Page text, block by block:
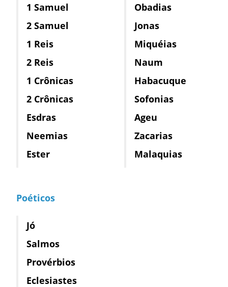
1 Samuel
2 Samuel
1 Reis
2 Reis
1 Crônicas
2 Crônicas
Esdras
Neemias
Ester
Poéticos
Jó
Salmos
Provérbios
Eclesiastes
Obadias
Jonas
Miquéias
Naum
Habacuque
Sofonias
Ageu
Zacarias
Malaquias